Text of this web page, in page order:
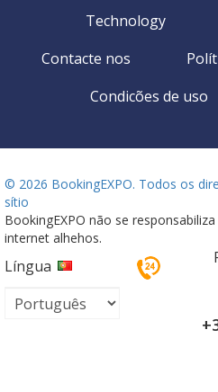
Technology
Contacte nos
Condicões de uso
© 2026 BookingEXPO. Todos os
sítio
BookingEXPO não se
internet alhehos.
Língua